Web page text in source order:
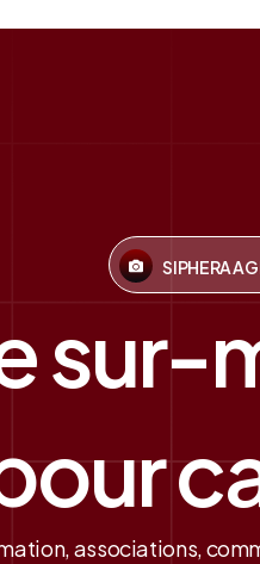
SIPHERA
sur-
associations,